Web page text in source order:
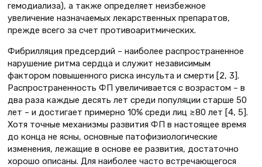
гемодиализа), а также определяет неизбежное
увеличение назначаемых лекарственных препаратов,
прежде всего за счет противоаритмических.
Фибрилляция предсердий – наиболее распространенное
нарушение ритма сердца и служит независимым
фактором повышенного риска инсульта и смерти [2, 3].
Распространенность ФП увеличивается с возрастом – в
два раза каждые десять лет среди популяции старше 50
лет – и достигает примерно 10% среди лиц ≥80 лет [4, 5].
Хотя точные механизмы развития ФП в настоящее время
до конца не ясны, основные патофизиологические
изменения, лежащие в основе ее развития, достаточно
хорошо описаны. Для наиболее часто встречающегося